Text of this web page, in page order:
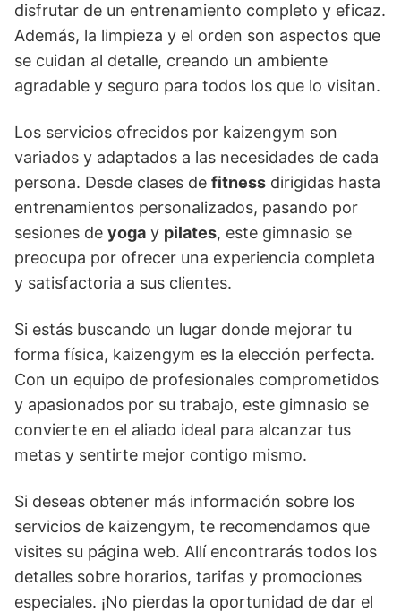
disfrutar de un entrenamiento completo y eficaz.
Además, la limpieza y el orden son aspectos que
se cuidan al detalle, creando un ambiente
agradable y seguro para todos los que lo visitan.
Los servicios ofrecidos por kaizengym son
variados y adaptados a las necesidades de cada
persona. Desde clases de fitness dirigidas hasta
entrenamientos personalizados, pasando por
sesiones de yoga y pilates, este gimnasio se
preocupa por ofrecer una experiencia completa
y satisfactoria a sus clientes.
Si estás buscando un lugar donde mejorar tu
forma física, kaizengym es la elección perfecta.
Con un equipo de profesionales comprometidos
y apasionados por su trabajo, este gimnasio se
convierte en el aliado ideal para alcanzar tus
metas y sentirte mejor contigo mismo.
Si deseas obtener más información sobre los
servicios de kaizengym, te recomendamos que
visites su página web. Allí encontrarás todos los
detalles sobre horarios, tarifas y promociones
especiales. ¡No pierdas la oportunidad de dar el